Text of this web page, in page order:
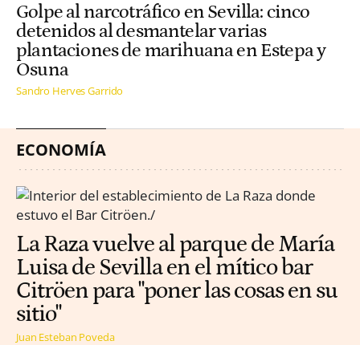
Golpe al narcotráfico en Sevilla: cinco
detenidos al desmantelar varias
plantaciones de marihuana en Estepa y
Osuna
Sandro Herves Garrido
ECONOMÍA
La Raza vuelve al parque de María
Luisa de Sevilla en el mítico bar
Citröen para "poner las cosas en su
sitio"
Juan Esteban Poveda